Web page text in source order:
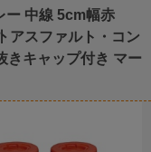
ー 中線 5cm幅赤
アスファルト・コン
きキャップ付き マー